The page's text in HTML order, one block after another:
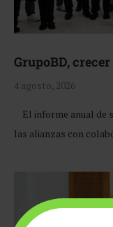
GrupoBD,
4 agosto, 2026
El informe anual de
las alianzas con